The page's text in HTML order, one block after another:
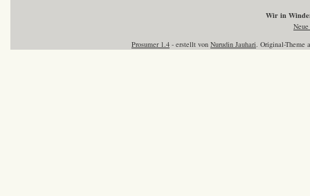
Wir in
Prosumer 1.4 - erstellt von Nurudin Jauhari. Original-Theme